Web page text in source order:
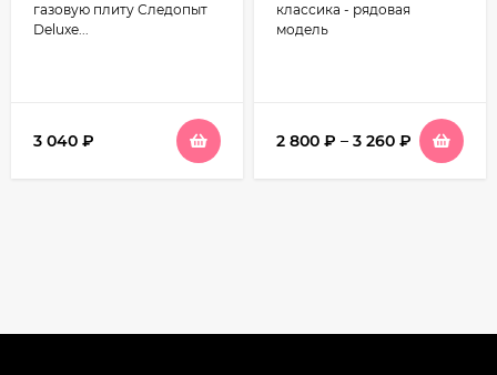
газовую плиту Следопыт
Deluxe...
3 040 ₽
классика - рядовая
модель
2 800 ₽ – 3 260 ₽